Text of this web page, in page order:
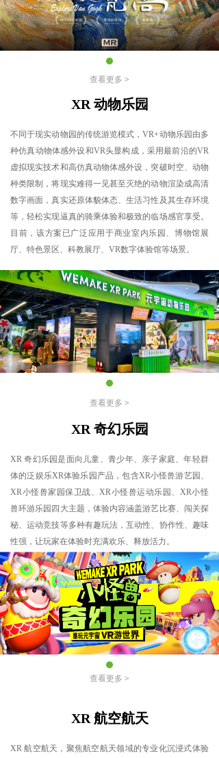
XR 动物乐园
不同于现实动物园的传统游览模式，VR+动物乐园由多
种仿真动物体感外设和VR头显构成，采用最前沿的VR
虚拟现实技术和高仿真动物体感外设，突破时空、动物
种类限制，将现实难得一见甚至灭绝的动物渲染成高清
数字画面，真实还原体貌体态、生活习性及其生存环境
等，轻松实现逼真的骑乘体验和极致的临场感官享受。
目前，该方案已广泛应用于商业室内乐园、博物馆展
厅、特色景区、科教展厅、VR数字体验馆等场景。
查看更多 >
查看更多 >
XR 奇幻乐园
XR 奇幻乐园是面向儿童、青少年、亲子家庭、年轻群
体的泛娱乐XR体验乐园产品，包含XR小怪兽游艺园、
XR小怪兽家园保卫战、XR小怪兽运动乐园、XR小怪
兽环游乐园四大主题，体验内容涵盖游艺比赛、闯关探
秘、运动竞技等多种有趣玩法，互动性、协作性、趣味
性强，让玩家在体验时充满欢乐、释放活力。
查看更多 >
XR 航空航天
XR 航空航天，聚焦航空航天领域的专业化沉浸式体验